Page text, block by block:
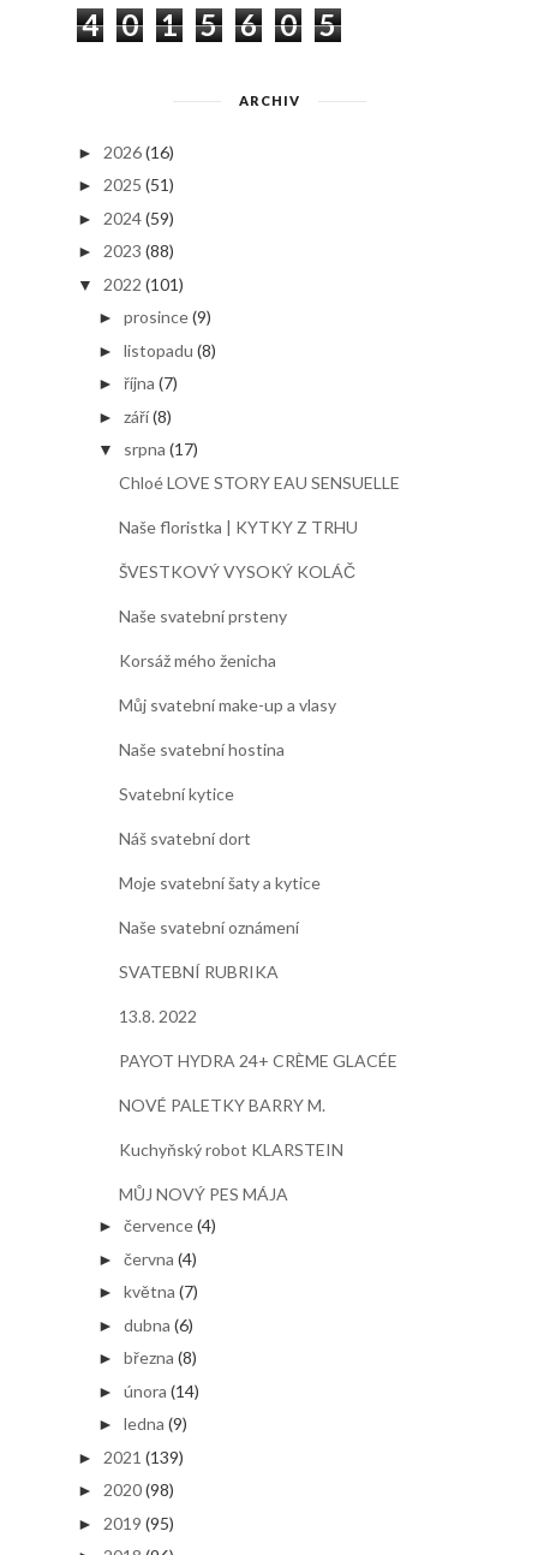
4 0 1 5 6 0 5
ARCHIV
► 2026(16)
► 2025 (51)
► 2024(59)
► 2023 (88)
▼ 2022 (101)
► prosince(9)
► listopadu (8)
► října (7)
► září(8)
▼ srpna (17)
Chloé LOVE STORY EAU SENSUELLE
Naše floristka | KYTKY Z TRHU
ŠVESTKOVÝ VYSOKÝ KOLÁČ
Naše svatební prsteny
Korsáž mého ženicha
Můj svatební make-up a vlasy
Naše svatební hostina
Svatební kytice
Náš svatební dort
Moje svatební šaty a kytice
Naše svatební oznámení
SVATEBNÍ RUBRIKA
13.8. 2022
PAYOT HYDRA 24+ CRÈME GLACÉE
NOVÉ PALETKY BARRY M.
Kuchyňský robot KLARSTEIN
MŮJ NOVÝ PES MÁJA
► července(4)
► června (4)
► května (7)
► dubna (6)
► března (8)
► února (14)
► ledna (9)
► 2021 (139)
► 2020(98)
► 2019 (95)